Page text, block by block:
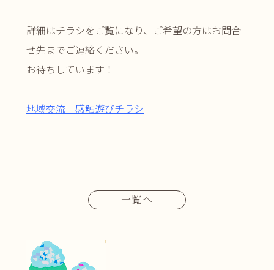
詳細はチラシをご覧になり、ご希望の方はお問合
せ先までご連絡ください。
お待ちしています！
地域交流 感触遊びチラシ
一覧へ